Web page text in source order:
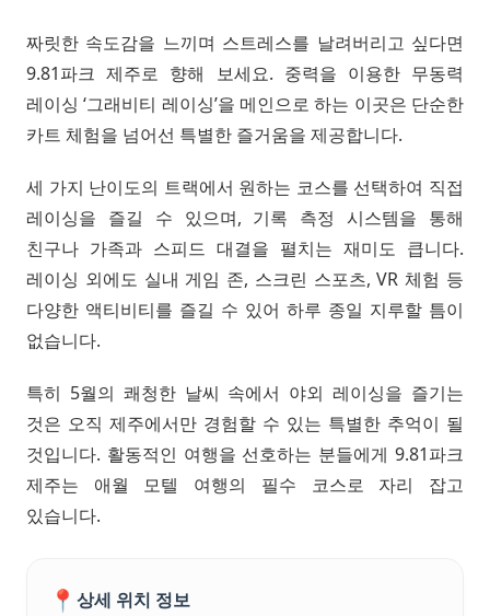
짜릿한 속도감을 느끼며 스트레스를 날려버리고 싶다면
9.81파크 제주로 향해 보세요. 중력을 이용한 무동력
레이싱 ‘그래비티 레이싱’을 메인으로 하는 이곳은 단순한
카트 체험을 넘어선 특별한 즐거움을 제공합니다.
세 가지 난이도의 트랙에서 원하는 코스를 선택하여 직접
레이싱을 즐길 수 있으며, 기록 측정 시스템을 통해
친구나 가족과 스피드 대결을 펼치는 재미도 큽니다.
레이싱 외에도 실내 게임 존, 스크린 스포츠, VR 체험 등
다양한 액티비티를 즐길 수 있어 하루 종일 지루할 틈이
없습니다.
특히 5월의 쾌청한 날씨 속에서 야외 레이싱을 즐기는
것은 오직 제주에서만 경험할 수 있는 특별한 추억이 될
것입니다. 활동적인 여행을 선호하는 분들에게 9.81파크
제주는 애월 모텔 여행의 필수 코스로 자리 잡고
있습니다.
📍 상세 위치 정보